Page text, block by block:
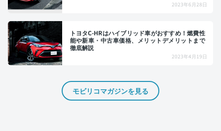
2023年6月28日
トヨタC-HRはハイブリッド車がおすすめ！燃費性
能や新車・中古車価格、メリットデメリットまで
徹底解説
2023年4月19日
モビリコマガジンを見る